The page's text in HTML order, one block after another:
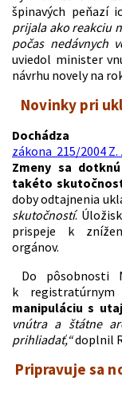
špinavých peňazí
prijala ako reakciu
počas nedávnych
uviedol minister
návrhu novely na
Novinky pri
zákona 215/2004
Zmeny sa
takéto
doby odtajnenia
skutočností.
prispeje k
orgánov.
Do pôsobnosti
k
manipuláciu s
vnútra a štátne
prihliadať,“doplnil
Pripravuje sa